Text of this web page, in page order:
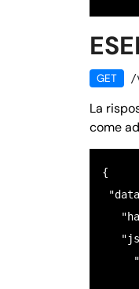
GET /
La
come
{